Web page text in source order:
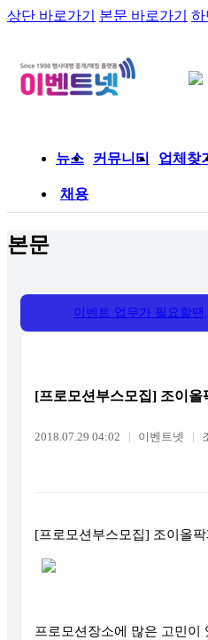
상단 바로가기 본문 바로가기 하
뉴스 커뮤니티 업체찾
채용
본문
이벤트 업무가 필요할
[프로모션부스모집] 조이
2018.07.29 04:02 이벤트넷
[프로모션부스모집] 조이올
프로모션장소에 많은 고민이